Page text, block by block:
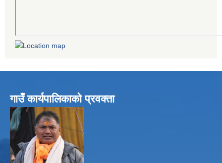
गाउँ कार्यपालिकाको प्रवक्ता